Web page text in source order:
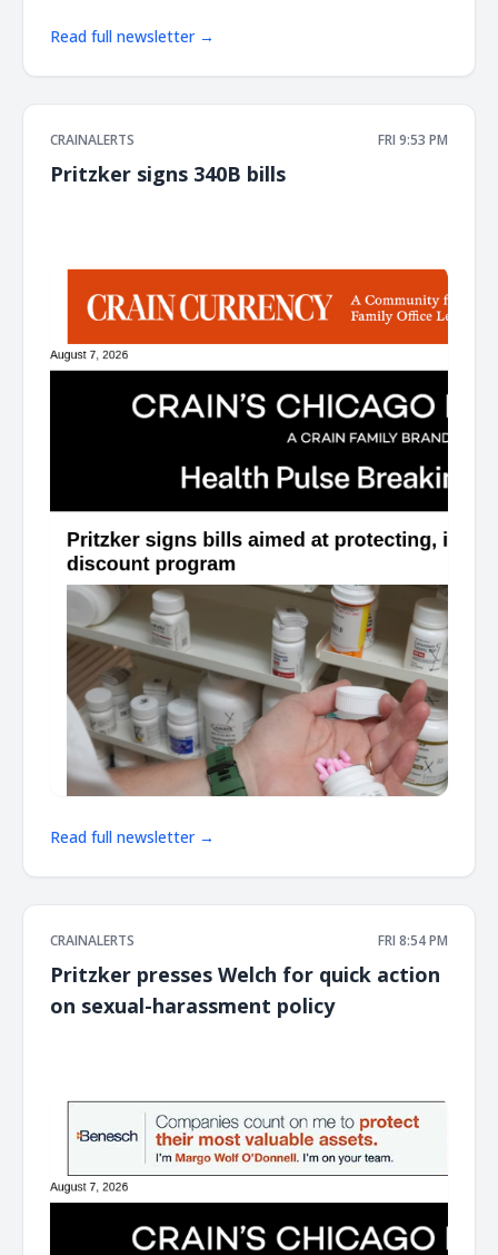
Read full newsletter →
CRAINALERTS FRI 9:53 PM
Pritzker signs 340B bills
Read full newsletter →
CRAINALERTS FRI 8:54 PM
Pritzker presses Welch for quick action
on sexual-harassment policy